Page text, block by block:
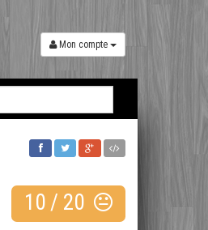
Mon compte
10/ 20